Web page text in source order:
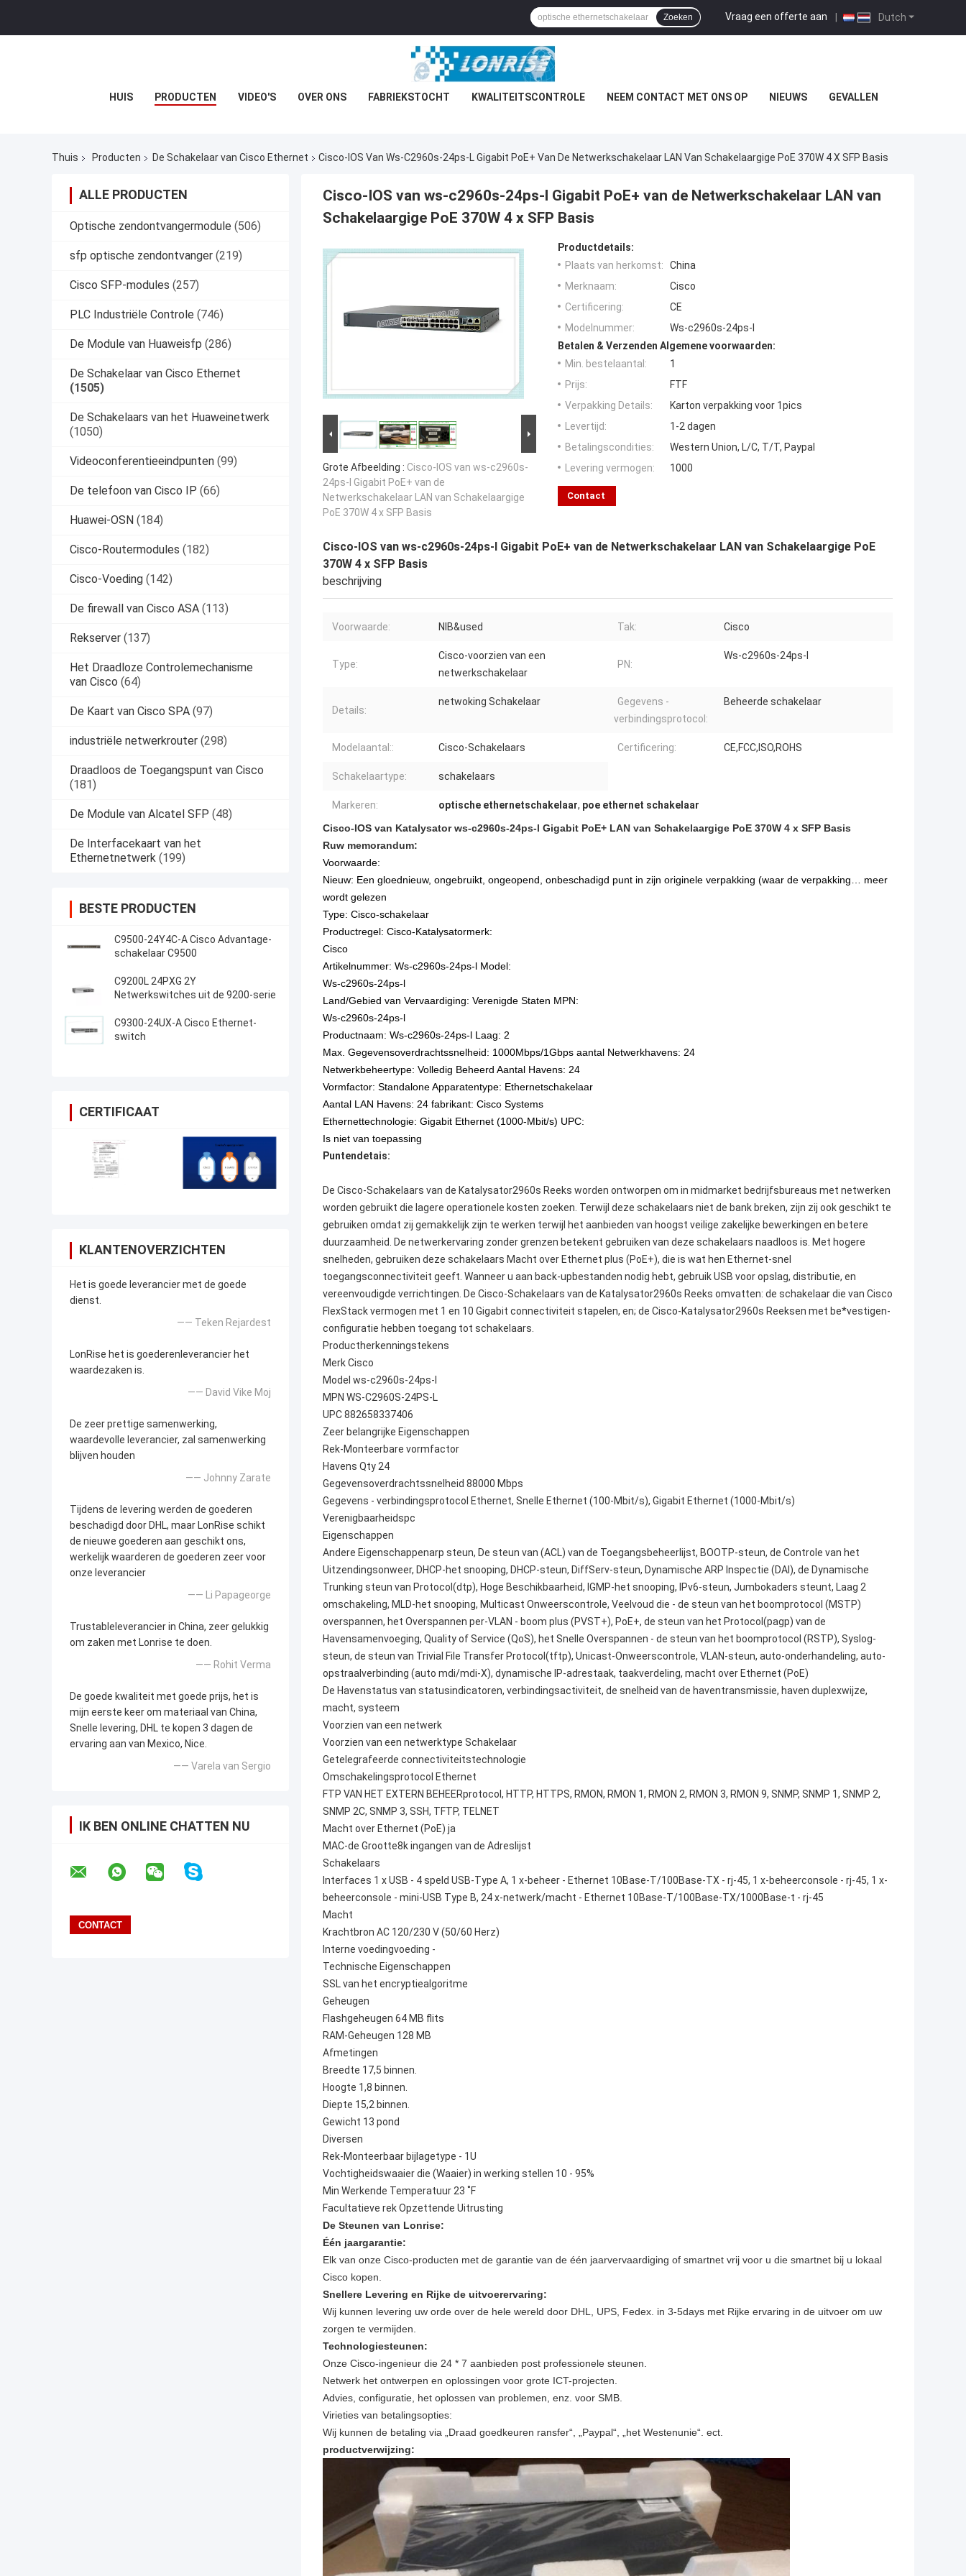
Dutch
Vraag een offerte aan |
Zoeken
HUIS PRODUCTEN VIDEO'S OVER ONS FABRIEKSTOCHT KWALITEITSCONTROLE NEEM CONTACT MET ONS OP NIEUWS GEVALLEN
Thuis Producten De Schakelaar van Cisco Ethernet Cisco-IOS Van Ws-C2960s-24ps-L Gigabit PoE+ Van De Netwerkschakelaar LAN Van Schakelaargige PoE 370W 4 X SFP Basis
ALLE PRODUCTEN
Optische zendontvangermodule (506)
sfp optische zendontvanger (219)
Cisco SFP-modules (257)
PLC Industriële Controle (746)
De Module van Huaweisfp (286)
De Schakelaar van Cisco Ethernet
(1505)
De Schakelaars van het Huaweinetwerk
(1050)
Videoconferentieeindpunten (99)
De telefoon van Cisco IP (66)
Huawei-OSN (184)
Cisco-Routermodules (182)
Cisco-Voeding (142)
De firewall van Cisco ASA (113)
Rekserver (137)
Het Draadloze Controlemechanisme
van Cisco (64)
De Kaart van Cisco SPA (97)
industriële netwerkrouter (298)
Draadloos de Toegangspunt van Cisco
(181)
De Module van Alcatel SFP (48)
De Interfacekaart van het
Ethernetnetwerk (199)
BESTE PRODUCTEN
C9500-24Y4C-A Cisco Advantage-
schakelaar C9500
C9200L 24PXG 2Y
Netwerkswitches uit de 9200-serie
C9300-24UX-A Cisco Ethernet-
switch
CERTIFICAAT
KLANTENOVERZICHTEN
Het is goede leverancier met de goede
dienst.
—— Teken Rejardest
LonRise het is goederenleverancier het
waardezaken is.
—— David Vike Moj
De zeer prettige samenwerking,
waardevolle leverancier, zal samenwerking
blijven houden
—— Johnny Zarate
Tijdens de levering werden de goederen
beschadigd door DHL, maar LonRise schikt
de nieuwe goederen aan geschikt ons,
werkelijk waarderen de goederen zeer voor
onze leverancier
—— Li Papageorge
Trustableleverancier in China, zeer gelukkig
om zaken met Lonrise te doen.
—— Rohit Verma
De goede kwaliteit met goede prijs, het is
mijn eerste keer om materiaal van China,
Snelle levering, DHL te kopen 3 dagen de
ervaring aan van Mexico, Nice.
—— Varela van Sergio
IK BEN ONLINE CHATTEN NU
Cisco-IOS van ws-c2960s-24ps-l Gigabit PoE+ van de Netwerkschakelaar LAN van
Schakelaargige PoE 370W 4 x SFP Basis
Grote Afbeelding : Cisco-IOS van ws-c2960s-
24ps-l Gigabit PoE+ van de
Netwerkschakelaar LAN van Schakelaargige
PoE 370W 4 x SFP Basis
Productdetails:
Plaats van herkomst:
China
Merknaam:
Cisco
Certificering:
CE
Modelnummer:
Ws-c2960s-24ps-l
Betalen & Verzenden Algemene voorwaarden:
Min. bestelaantal:
1
Prijs:
FTF
Verpakking Details:
Karton verpakking voor 1pics
Levertijd:
1-2 dagen
Betalingscondities:
Western Union, L/C, T/T, Paypal
Levering vermogen:
1000
Contact
Cisco-IOS van ws-c2960s-24ps-l Gigabit PoE+ van de Netwerkschakelaar LAN van Schakelaargige PoE
370W 4 x SFP Basis
beschrijving
Voorwaarde: NIB&used Tak: Cisco
Type:
Cisco-voorzien van een
netwerkschakelaar
PN:
Ws-c2960s-24ps-l
Details:
netwoking Schakelaar
Gegevens -
verbindingsprotocol:
Beheerde schakelaar
Modelaantal:: Cisco-Schakelaars Certificering: CE,FCC,ISO,ROHS
Schakelaartype: schakelaars
Markeren: optische ethernetschakelaar, poe ethernet schakelaar
Cisco-IOS van Katalysator ws-c2960s-24ps-l Gigabit PoE+ LAN van Schakelaargige PoE 370W 4 x SFP Basis
Ruw memorandum:
Voorwaarde:
Nieuw: Een gloednieuw, ongebruikt, ongeopend, onbeschadigd punt in zijn originele verpakking (waar de verpakking… meer
wordt gelezen
Type: Cisco-schakelaar
Productregel: Cisco-Katalysatormerk:
Cisco
Artikelnummer: Ws-c2960s-24ps-l Model:
Ws-c2960s-24ps-l
Land/Gebied van Vervaardiging: Verenigde Staten MPN:
Ws-c2960s-24ps-l
Productnaam: Ws-c2960s-24ps-l Laag: 2
Max. Gegevensoverdrachtssnelheid: 1000Mbps/1Gbps aantal Netwerkhavens: 24
Netwerkbeheertype: Volledig Beheerd Aantal Havens: 24
Vormfactor: Standalone Apparatentype: Ethernetschakelaar
Aantal LAN Havens: 24 fabrikant: Cisco Systems
Ethernettechnologie: Gigabit Ethernet (1000-Mbit/s) UPC:
Is niet van toepassing
Puntendetais:
De Cisco-Schakelaars van de Katalysator2960s Reeks worden ontworpen om in midmarket bedrijfsbureaus met netwerken
worden gebruikt die lagere operationele kosten zoeken. Terwijl deze schakelaars niet de bank breken, zijn zij ook geschikt te
gebruiken omdat zij gemakkelijk zijn te werken terwijl het aanbieden van hoogst veilige zakelijke bewerkingen en betere
duurzaamheid. De netwerkervaring zonder grenzen betekent gebruiken van deze schakelaars naadloos is. Met hogere
snelheden, gebruiken deze schakelaars Macht over Ethernet plus (PoE+), die is wat hen Ethernet-snel
toegangsconnectiviteit geeft. Wanneer u aan back-upbestanden nodig hebt, gebruik USB voor opslag, distributie, en
vereenvoudigde verrichtingen. De Cisco-Schakelaars van de Katalysator2960s Reeks omvatten: de schakelaar die van Cisco
FlexStack vermogen met 1 en 10 Gigabit connectiviteit stapelen, en; de Cisco-Katalysator2960s Reeksen met be*vestigen-
configuratie hebben toegang tot schakelaars.
Productherkenningstekens
Merk Cisco
Model ws-c2960s-24ps-l
MPN WS-C2960S-24PS-L
UPC 882658337406
Zeer belangrijke Eigenschappen
Rek-Monteerbare vormfactor
Havens Qty 24
Gegevensoverdrachtssnelheid 88000 Mbps
Gegevens - verbindingsprotocol Ethernet, Snelle Ethernet (100-Mbit/s), Gigabit Ethernet (1000-Mbit/s)
Verenigbaarheidspc
Eigenschappen
Andere Eigenschappenarp steun, De steun van (ACL) van de Toegangsbeheerlijst, BOOTP-steun, de Controle van het
Uitzendingsonweer, DHCP-het snooping, DHCP-steun, DiffServ-steun, Dynamische ARP Inspectie (DAI), de Dynamische
Trunking steun van Protocol(dtp), Hoge Beschikbaarheid, IGMP-het snooping, IPv6-steun, Jumbokaders steunt, Laag 2
omschakeling, MLD-het snooping, Multicast Onweerscontrole, Veelvoud die - de steun van het boomprotocol (MSTP)
overspannen, het Overspannen per-VLAN - boom plus (PVST+), PoE+, de steun van het Protocol(pagp) van de
Havensamenvoeging, Quality of Service (QoS), het Snelle Overspannen - de steun van het boomprotocol (RSTP), Syslog-
steun, de steun van Trivial File Transfer Protocol(tftp), Unicast-Onweerscontrole, VLAN-steun, auto-onderhandeling, auto-
opstraalverbinding (auto mdi/mdi-X), dynamische IP-adrestaak, taakverdeling, macht over Ethernet (PoE)
De Havenstatus van statusindicatoren, verbindingsactiviteit, de snelheid van de haventransmissie, haven duplexwijze,
macht, systeem
Voorzien van een netwerk
Voorzien van een netwerktype Schakelaar
Getelegrafeerde connectiviteitstechnologie
Omschakelingsprotocol Ethernet
FTP VAN HET EXTERN BEHEERprotocol, HTTP, HTTPS, RMON, RMON 1, RMON 2, RMON 3, RMON 9, SNMP, SNMP 1, SNMP 2,
SNMP 2C, SNMP 3, SSH, TFTP, TELNET
Macht over Ethernet (PoE) ja
MAC-de Grootte8k ingangen van de Adreslijst
Schakelaars
Interfaces 1 x USB - 4 speld USB-Type A, 1 x-beheer - Ethernet 10Base-T/100Base-TX - rj-45, 1 x-beheerconsole - rj-45, 1 x-
beheerconsole - mini-USB Type B, 24 x-netwerk/macht - Ethernet 10Base-T/100Base-TX/1000Base-t - rj-45
Macht
Krachtbron AC 120/230 V (50/60 Herz)
Interne voedingvoeding -
Technische Eigenschappen
SSL van het encryptiealgoritme
Geheugen
Flashgeheugen 64 MB flits
RAM-Geheugen 128 MB
Afmetingen
Breedte 17,5 binnen.
Hoogte 1,8 binnen.
Diepte 15,2 binnen.
Gewicht 13 pond
Diversen
Rek-Monteerbaar bijlagetype - 1U
Vochtigheidswaaier die (Waaier) in werking stellen 10 - 95%
Min Werkende Temperatuur 23 ˚F
Facultatieve rek Opzettende Uitrusting
De Steunen van Lonrise:
Één jaargarantie:
Elk van onze Cisco-producten met de garantie van de één jaarvervaardiging of smartnet vrij voor u die smartnet bij u lokaal
Cisco kopen.
Snellere Levering en Rijke de uitvoerervaring:
Wij kunnen levering uw orde over de hele wereld door DHL, UPS, Fedex. in 3-5days met Rijke ervaring in de uitvoer om uw
zorgen te vermijden.
Technologiesteunen:
Onze Cisco-ingenieur die 24 * 7 aanbieden post professionele steunen.
Netwerk het ontwerpen en oplossingen voor grote ICT-projecten.
Advies, configuratie, het oplossen van problemen, enz. voor SMB.
Virieties van betalingsopties:
Wij kunnen de betaling via „Draad goedkeuren ransfer“, „Paypal“, „het Westenunie“. ect.
productverwijzing: